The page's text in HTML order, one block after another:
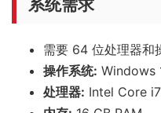
系统需求
需要 64 位处理器和
操作系统: Windows
处理器: Intel Core